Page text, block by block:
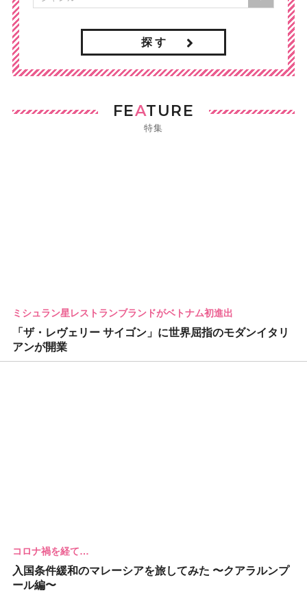
探 す
FEATURE
特集
ミシュラン星レストランブランドがベトナム初進出
「ザ・レヴェリー サイゴン」に世界屈指のモダンイタリ
アンが開業
コロナ禍を経て…
入国条件緩和のマレーシアを旅してみた 〜クアラルンプ
ール編〜